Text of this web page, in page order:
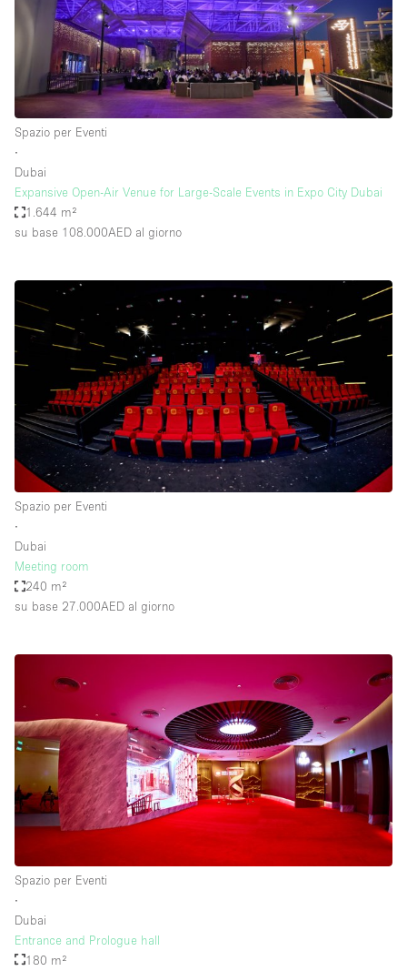
Spazio per Eventi
∙
Dubai
Expansive Open-Air Venue for Large-Scale Events in Expo City Dubai
1.644 m²
su base 108.000AED al giorno
Spazio per Eventi
∙
Dubai
Meeting room
240 m²
su base 27.000AED al giorno
Spazio per Eventi
∙
Dubai
Entrance and Prologue hall
180 m²